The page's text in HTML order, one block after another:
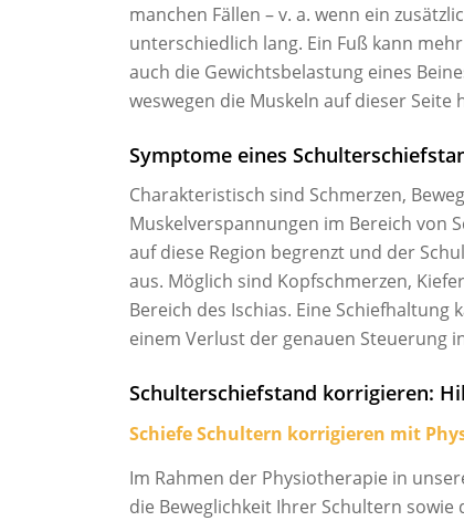
manchen Fällen – v. a. wenn ein
unterschiedlich lang. Ein Fuß kann
auch die Gewichtsbelastung eines
weswegen die Muskeln auf dieser Seite
Symptome eines
Charakteristisch sind Schmerzen,
Muskelverspannungen im Bereich von
auf diese Region begrenzt und der
aus. Möglich sind Kopfschmerzen,
Bereich des Ischias. Eine Schiefhaltung
einem Verlust der genauen Steuerung
Schulterschiefstand korrigieren:
Schiefe Schultern korrigieren mit
Im Rahmen der Physiotherapie in
die Beweglichkeit Ihrer Schultern